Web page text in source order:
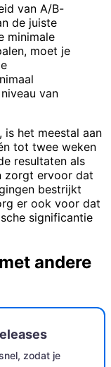
van A/B-
de juiste
minimale
moet je
van
is het meestal aan
tot twee weken
resultaten als
zorgt ervoor dat
bestrijkt
er ook voor dat
significantie
andere
zodat je